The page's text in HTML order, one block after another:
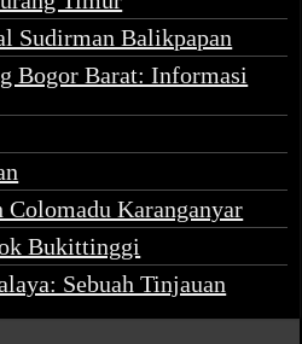
Sudirman Balikpapan
Bogor Barat: Informasi
Karanganyar
Bukittinggi
Sebuah Tinjauan